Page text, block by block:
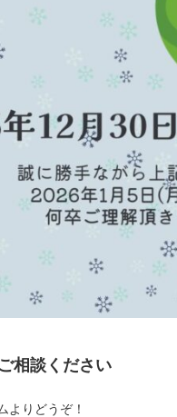
相談ください
よりどうぞ！